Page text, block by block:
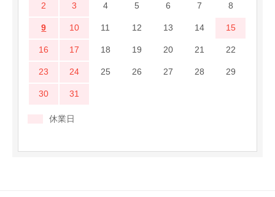
2 3 4 5 6 7 8
9 10 11 12 13 14 15
16 17 18 19 20 21 22
23 24 25 26 27 28 29
30 31
休業日